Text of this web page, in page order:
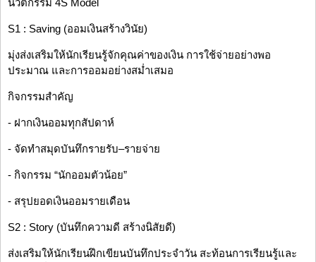
นวัตกรรม 4S Model
S1 : Saving (ออมเงินสร้างวินัย)
มุ่งส่งเสริมให้นักเรียนรู้จักคุณค่าของเงิน การใช้จ่ายอย่างพอ
ประมาณ และการออมอย่างสม่ำเสมอ
กิจกรรมสำคัญ
- ฝากเงินออมทุกสัปดาห์
- จัดทำสมุดบันทึกรายรับ–รายจ่าย
- กิจกรรม “นักออมตัวน้อย”
- สรุปยอดเงินออมรายเดือน
S2 : Story (บันทึกความดี สร้างนิสัยดี)
ส่งเสริมให้นักเรียนฝึกเขียนบันทึกประจำวัน สะท้อนการเรียนรู้และ